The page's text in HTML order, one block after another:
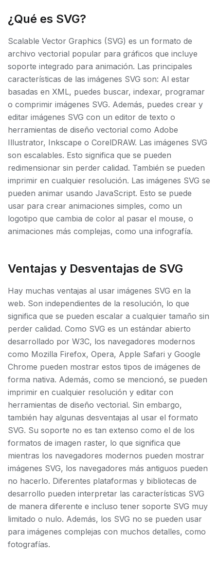
¿Qué es SVG?
Scalable Vector Graphics (SVG) es un formato de
archivo vectorial popular para gráficos que incluye
soporte integrado para animación. Las principales
características de las imágenes SVG son: Al estar
basadas en XML, puedes buscar, indexar, programar
o comprimir imágenes SVG. Además, puedes crear y
editar imágenes SVG con un editor de texto o
herramientas de diseño vectorial como Adobe
Illustrator, Inkscape o CorelDRAW. Las imágenes SVG
son escalables. Esto significa que se pueden
redimensionar sin perder calidad. También se pueden
imprimir en cualquier resolución. Las imágenes SVG se
pueden animar usando JavaScript. Esto se puede
usar para crear animaciones simples, como un
logotipo que cambia de color al pasar el mouse, o
animaciones más complejas, como una infografía.
Ventajas y Desventajas de SVG
Hay muchas ventajas al usar imágenes SVG en la
web. Son independientes de la resolución, lo que
significa que se pueden escalar a cualquier tamaño sin
perder calidad. Como SVG es un estándar abierto
desarrollado por W3C, los navegadores modernos
como Mozilla Firefox, Opera, Apple Safari y Google
Chrome pueden mostrar estos tipos de imágenes de
forma nativa. Además, como se mencionó, se pueden
imprimir en cualquier resolución y editar con
herramientas de diseño vectorial. Sin embargo,
también hay algunas desventajas al usar el formato
SVG. Su soporte no es tan extenso como el de los
formatos de imagen raster, lo que significa que
mientras los navegadores modernos pueden mostrar
imágenes SVG, los navegadores más antiguos pueden
no hacerlo. Diferentes plataformas y bibliotecas de
desarrollo pueden interpretar las características SVG
de manera diferente e incluso tener soporte SVG muy
limitado o nulo. Además, los SVG no se pueden usar
para imágenes complejas con muchos detalles, como
fotografías.